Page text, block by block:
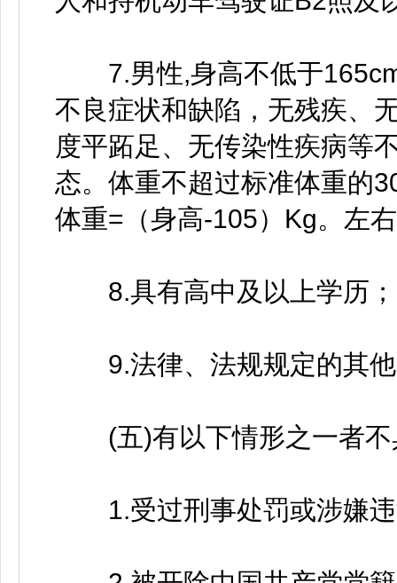
7.男性,身高不低于
不良症状和缺陷，无残疾、
度平跖足、无传染性疾病等
态。体重不超过标准体重的
体重=（身高-105）Kg。左
8.具有高中及以上学历；
9.法律、法规规定的其他
(五)有以下情形之一者不
1.受过刑事处罚或涉嫌违